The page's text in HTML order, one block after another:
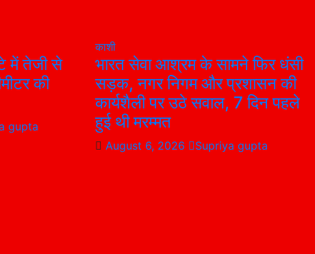
में तेजी से
की
gupta
काशी
भारत सेवा आश्रम के सामने फिर धंसी
सड़क, नगर निगम और प्रशासन की
कार्यशैली पर उठे सवाल, 7 दिन पहले
हुई थी मरम्मत
August 6, 2026
Supriya gupta